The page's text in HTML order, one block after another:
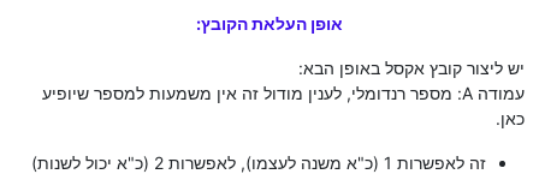
אופן העלאת הקובץ:
יש ליצור קובץ אקסל באופן הבא:
עמודה A: מספר רנדומלי, לענין מודול זה אין משמעות למספר שיופיע
כאן.
זה לאפשרות 1 (כ"א משנה לעצמו), לאפשרות 2 (כ"א יכול לשנות)